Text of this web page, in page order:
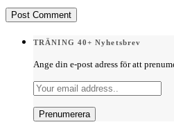
TRÄNING 40+ Nyhetsbrev
Ange din e-post adress för att